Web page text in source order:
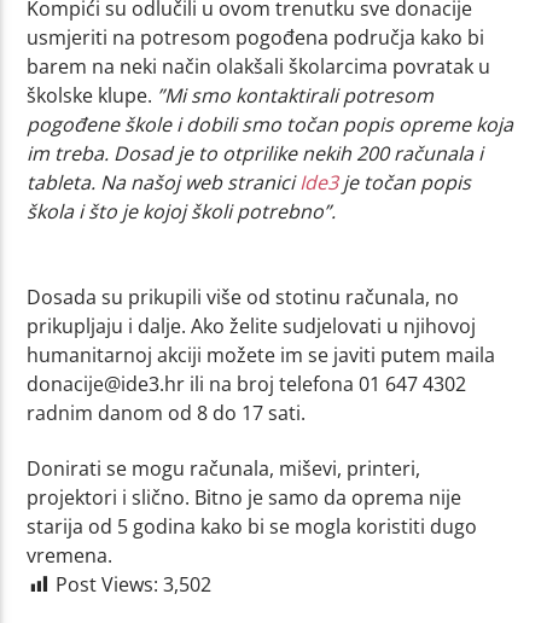
Kompići su odlučili u ovom trenutku sve donacije
usmjeriti na potresom pogođena područja kako bi
barem na neki način olakšali školarcima povratak u
školske klupe. ”Mi smo kontaktirali potresom
pogođene škole i dobili smo točan popis opreme koja
im treba. Dosad je to otprilike nekih 200 računala i
tableta. Na našoj web straniciIde3je točan popis
škola i što je kojoj školi potrebno”.
Dosada su prikupili više od stotinu računala, no
prikupljaju i dalje. Ako želite sudjelovati u njihovoj
humanitarnoj akciji možete im se javiti putem maila
donacije@ide3.hr ili na broj telefona 01 647 4302
radnim danom od 8 do 17 sati.
Donirati se mogu računala, miševi, printeri,
projektori i slično. Bitno je samo da oprema nije
starija od 5 godina kako bi se mogla koristiti dugo
vremena.
Post Views: 3,502